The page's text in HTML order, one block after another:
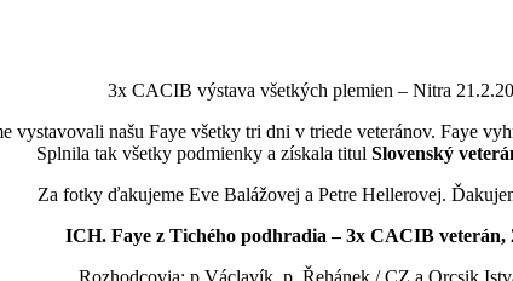
3x CACIB výstava všetkých plemien – Nitra
vystavovali našu Faye všetky tri dni v triede veteránov. Faye
Splnila tak všetky podmienky a získala titul Slovenský
Za fotky ďakujeme Eve Balážovej a Petre Hellerovej.
ICH. Faye z Tichého podhradia – 3x CACIB veterán,
Rozhodcovia: p.Václavík, p. Řehánek / CZ a Orcsik